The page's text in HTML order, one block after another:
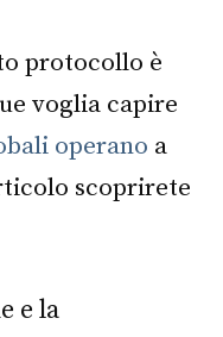
protocollo è
voglia capire
operano a
scoprirete
e la